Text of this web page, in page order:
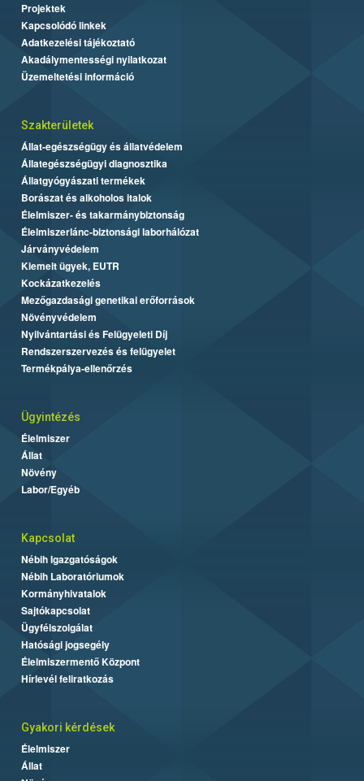
Projektek
Kapcsolódó linkek
Adatkezelési tájékoztató
Akadálymentességi nyilatkozat
Üzemeltetési információ
Szakterületek
Állat-egészségügy és állatvédelem
Állategészségügyi diagnosztika
Állatgyógyászati termékek
Borászat és alkoholos italok
Élelmiszer- és takarmánybiztonság
Élelmiszerlánc-biztonsági laborhálózat
Járványvédelem
Kiemelt ügyek, EUTR
Kockázatkezelés
Mezőgazdasági genetikai erőforrások
Növényvédelem
Nyilvántartási és Felügyeleti Díj
Rendszerszervezés és felügyelet
Termékpálya-ellenőrzés
Ügyintézés
Élelmiszer
Állat
Növény
Labor/Egyéb
Kapcsolat
Nébih Igazgatóságok
Nébih Laboratóriumok
Kormányhivatalok
Sajtókapcsolat
Ügyfélszolgálat
Hatósági jogsegély
Élelmiszermentő Központ
Hírlevél feliratkozás
Gyakori kérdések
Élelmiszer
Állat